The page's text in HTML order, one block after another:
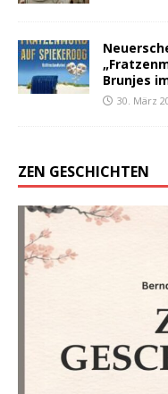
Brunjes
30. März
ZEN GESCHICHTEN